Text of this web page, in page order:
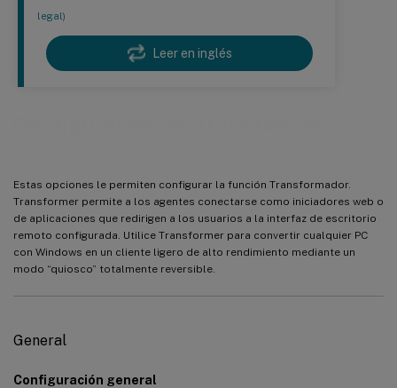
legal)
Leer en inglés
Estas opciones le permiten configurar la función Transformador.
Transformer permite a los agentes conectarse como iniciadores web o
de aplicaciones que redirigen a los usuarios a la interfaz de escritorio
remoto configurada. Utilice Transformer para convertir cualquier PC
con Windows en un cliente ligero de alto rendimiento mediante un
modo “quiosco” totalmente reversible.
General
Configuración general